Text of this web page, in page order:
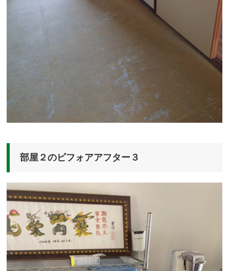
部屋２のビフォアアフター３